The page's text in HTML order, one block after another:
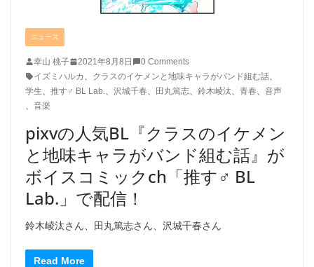
ニュース
幸山 桃子 2021年8月8日
0 Comments
イズミハルカ
クラスのイケメンと地味キャラがバンド組む話
学生
推す♂ BL Lab. 沢城千春 田丸篤志 鈴木崚汰 青春
音声
音楽
pixvの人気BL『クラスのイケメン
と地味キャラがバンド組む話』が
ボイスコミックch「推す♂ BL
Lab.」で配信！
鈴木崚汰さん、田丸篤志さん、沢城千春さん
Read More